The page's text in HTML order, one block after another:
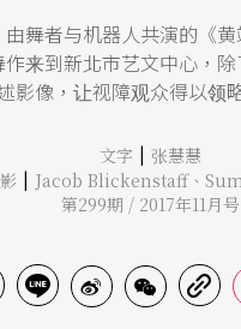
舞者与机器人共演的《黄
来到新北市艺文中心，
影像，让视障观众得以领
文字 | 张慧慧
| Jacob Blickenstaff、
第299期 / 2017年11月号